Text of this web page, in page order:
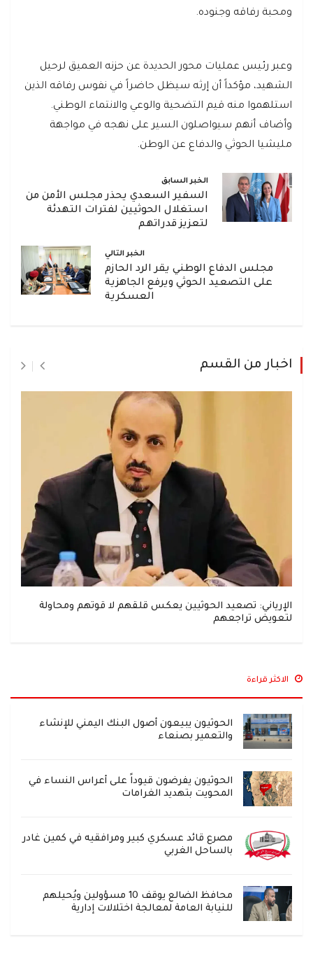
ومحبة رفاقه وجنوده.
وعبر رئيس عمليات محور الحديدة عن حزنه العميق لرحيل
الشهيد، مؤكداً أن إرثه سيظل حاضراً في نفوس رفاقه الذين
استلهموا منه قيم التضحية والوعي والانتماء الوطني.
وأضاف أنهم سيواصلون السير على نهجه في مواجهة
مليشيا الحوثي والدفاع عن الوطن.
الخبر السابق
السفير السعدي يحذر مجلس الأمن من
استغلال الحوثيين لفترات التهدئة
لتعزيز قدراتهم
الخبر التالي
مجلس الدفاع الوطني يقر الرد الحازم
على التصعيد الحوثي ويرفع الجاهزية
العسكرية
اخبار من القسم
الإرياني: تصعيد الحوثيين يعكس قلقهم لا قوتهم ومحاولة
لتعويض تراجعهم
الاكثر قراءة
الحوثيون يبيعون أصول البنك اليمني للإنشاء
والتعمير بصنعاء
الحوثيون يفرضون قيوداً على أعراس النساء في
المحويت بتهديد الغرامات
مصرع قائد عسكري كبير ومرافقيه في كمين غادر
بالساحل الغربي
محافظ الضالع يوقف 10 مسؤولين ويُحيلهم
للنيابة العامة لمعالجة اختلالات إدارية